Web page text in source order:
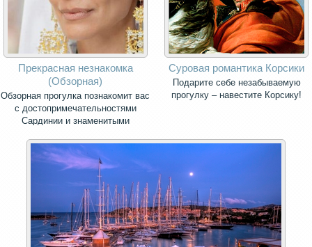
Прекрасная незнакомка
(Обзорная)
Обзорная прогулка познакомит вас
с достопримечательностями
Сардинии и знаменитыми
Суровая романтика Корсики
Подарите себе незабываемую
прогулку – навестите Корсику!